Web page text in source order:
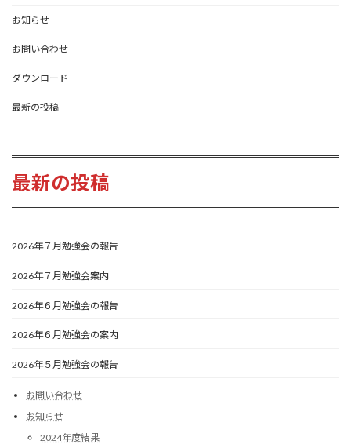
お知らせ
お問い合わせ
ダウンロード
最新の投稿
最新の投稿
2026年７月勉強会の報告
2026年７月勉強会案内
2026年６月勉強会の報告
2026年６月勉強会の案内
2026年５月勉強会の報告
お問い合わせ
お知らせ
2024年度結果